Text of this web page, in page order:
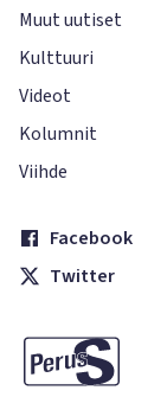
Muut uutiset
Kulttuuri
Videot
Kolumnit
Viihde
Facebook
Twitter